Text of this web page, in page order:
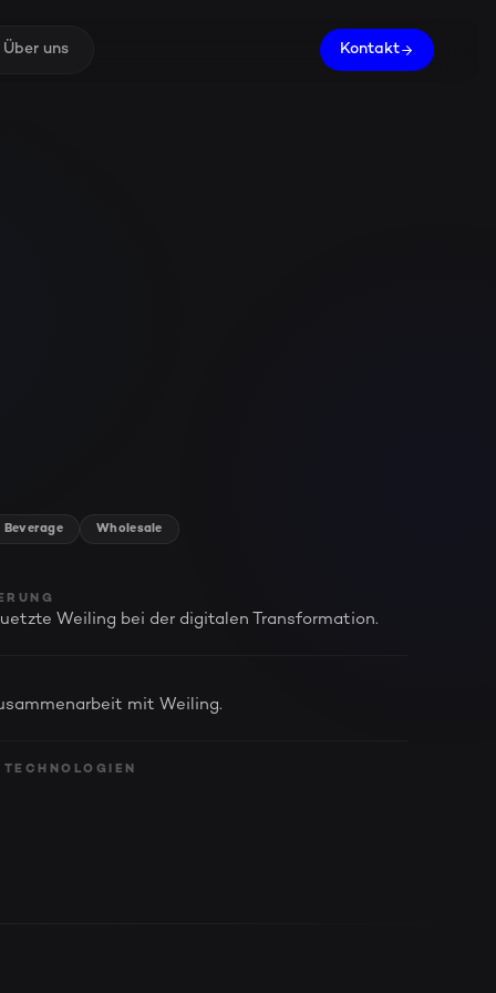
Über uns Kontakt
Beverage Wholesale
Weiling bei der digitalen Transformation.
mit Weiling.